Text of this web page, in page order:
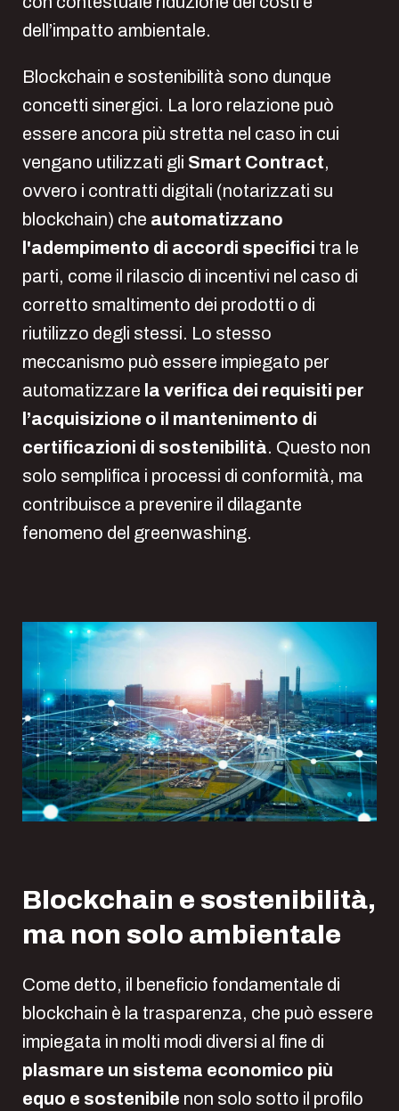
dell’impatto ambientale.
Blockchain e sostenibilità sono dunque
concetti sinergici. La loro relazione può
essere ancora più stretta nel caso in cui
vengano utilizzati gli Smart Contract,
ovvero i contratti digitali (notarizzati su
blockchain) che automatizzano
l'adempimento di accordi specifici tra le
parti, come il rilascio di incentivi nel caso di
corretto smaltimento dei prodotti o di
riutilizzo degli stessi. Lo stesso
meccanismo può essere impiegato per
automatizzare la verifica dei requisiti per
l’acquisizione o il mantenimento di
certificazioni di sostenibilità. Questo non
solo semplifica i processi di conformità, ma
contribuisce a prevenire il dilagante
fenomeno del greenwashing.
Blockchain e sostenibilità,
ma non solo ambientale
Come detto, il beneficio fondamentale di
blockchain è la trasparenza, che può essere
impiegata in molti modi diversi al fine di
plasmare un sistema economico più
equo e sostenibile non solo sotto il profilo